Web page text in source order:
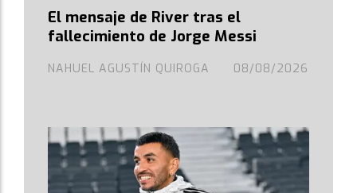
El mensaje de River tras el
fallecimiento de Jorge Messi
NAHUEL AGUSTÍN QUIROGA 08/08/2026